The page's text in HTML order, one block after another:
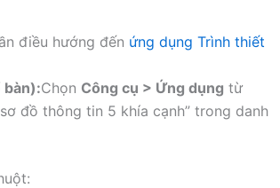
điều hướng đến ứng dụng Trình thiết
bàn):Chọn Công cụ > Ứng dụng từ
đồ thông tin 5 khía cạnh” trong danh